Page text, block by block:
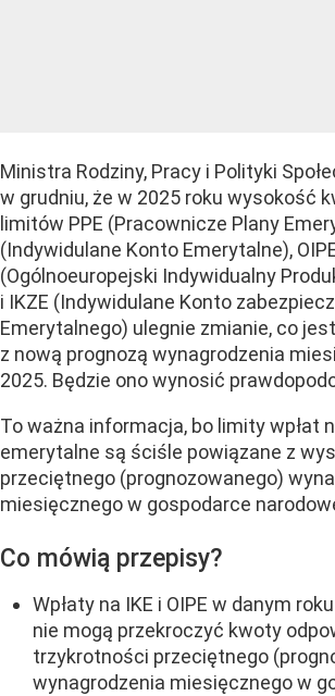
Ministra Rodziny, Pracy i Polityki
w grudniu, że w 2025 roku wysokość
limitów PPE (Pracownicze Plany
(Indywidulane Konto Emerytalne),
(Ogólnoeuropejski Indywidualny
i IKZE (Indywidulane Konto
Emerytalnego) ulegnie zmianie, co
z nową prognozą wynagrodzenia
2025. Będzie ono wynosić
To ważna informacja, bo limity wpłat
emerytalne są ściśle powiązane z
przeciętnego (prognozowanego)
miesięcznego w gospodarce
Co mówią przepisy?
Wpłaty na IKE i OIPE w danym
nie mogą przekroczyć kwoty
trzykrotności przeciętnego
wynagrodzenia miesięcznego w